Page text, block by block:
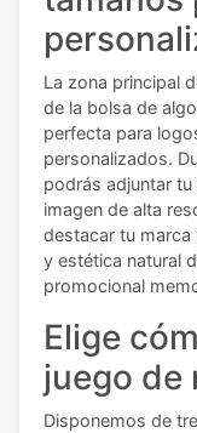
La zona principal
de la bolsa de
perfecta para
personalizados.
podrás adjuntar
imagen de alta
destacar tu marca
y estética natural
promocional
Elige
juego de
Disponemos de